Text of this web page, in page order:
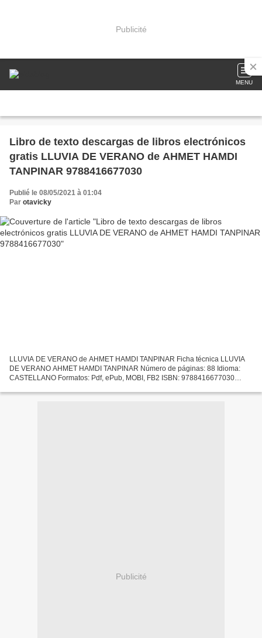
Publicité
MENU
Libro de texto descargas de libros electrónicos
gratis LLUVIA DE VERANO de AHMET HAMDI
TANPINAR 9788416677030
Publié le 08/05/2021 à 01:04
Par otavicky
LLUVIA DE VERANO de AHMET HAMDI TANPINAR Ficha técnica LLUVIA
DE VERANO AHMET HAMDI TANPINAR Número de páginas: 88 Idioma:
CASTELLANO Formatos: Pdf, ePub, MOBI, FB2 ISBN: 9788416677030
Publicité